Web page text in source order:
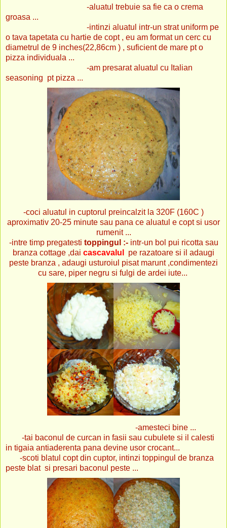
-aluatul trebuie sa fie ca o crema
groasa ...
-intinzi aluatul intr-un strat uniform pe
o tava tapetata cu hartie de copt , eu am format un cerc cu
diametrul de 9 inches(22,86cm ) , suficient de mare pt o
pizza individuala ...
-am presarat aluatul cu Italian
seasoning pt pizza ...
-coci aluatul in cuptorul preincalzit la 320F (160C )
aproximativ 20-25 minute sau pana ce aluatul e copt si usor
rumenit ...
-intre timp pregatesti toppingul :-intr-un bol pui ricotta sau
branza cottage ,dai cascavalul
pe razatoare si il adaugi
peste branza , adaugi usturoiul pisat marunt ,condimentezi
cu sare, piper negru si fulgi de ardei iute...
-amesteci bine ...
-tai baconul de curcan in fasii sau cubulete si il calesti
in tigaia antiaderenta pana devine usor crocant...
-scoti blatul copt din cuptor, intinzi toppingul de branza
peste blat si presari baconul peste ...